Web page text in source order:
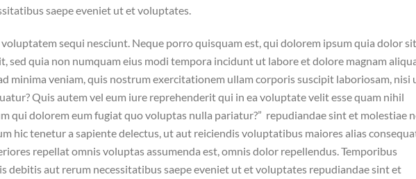
saepe eveniet ut et voluptates.
sequi nesciunt. Neque porro quisquam est, qui dolorem ipsum quia dolor sit
sed quia non numquam eius modi tempora incidunt ut labore et dolore magnam
minima veniam, quis nostrum exercitationem ullam corporis suscipit laboriosam, nisi
Quis autem vel eum iure reprehenderit qui in ea voluptate velit esse quam nihil
qui dolorem eum fugiat quo voluptas nulla pariatur?” repudiandae sint et molestiae
hic tenetur a sapiente delectus, ut aut reiciendis voluptatibus maiores alias
repellat omnis voluptas assumenda est, omnis dolor repellendus. Temporibus
debitis aut rerum necessitatibus saepe eveniet ut et voluptates repudiandae sint et